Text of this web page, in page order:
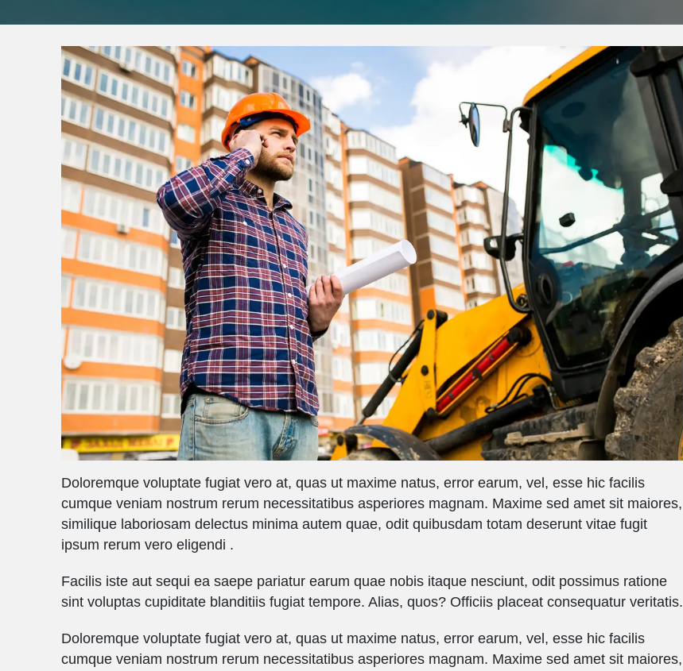
Doloremque voluptate fugiat vero at, quas ut maxime natus, error earum, vel, esse hic facilis
cumque veniam nostrum rerum necessitatibus asperiores magnam. Maxime sed amet sit maiores,
similique laboriosam delectus minima autem quae, odit quibusdam totam deserunt vitae fugit
ipsum rerum vero eligendi .
Facilis iste aut sequi ea saepe pariatur earum quae nobis itaque nesciunt, odit possimus ratione
sint voluptas cupiditate blanditiis fugiat tempore. Alias, quos? Officiis placeat consequatur veritatis.
Doloremque voluptate fugiat vero at, quas ut maxime natus, error earum, vel, esse hic facilis
cumque veniam nostrum rerum necessitatibus asperiores magnam. Maxime sed amet sit maiores,